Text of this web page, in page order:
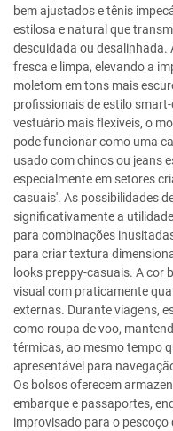
bem ajustados e tênis
estilosa e natural que
descuidada ou desalinhada.
fresca e limpa, elevando a
moletom em tons mais
profissionais de estilo
vestuário mais flexíveis, o
pode funcionar como uma
usado com chinos ou jeans
especialmente em setores
casuais'. As possibilidades
significativamente a
para combinações
para criar textura
looks preppy-casuais. A cor
visual com praticamente
externas. Durante viagens,
como roupa de voo,
térmicas, ao mesmo tempo
apresentável para
Os bolsos oferecem
embarque e passaportes,
improvisado para o